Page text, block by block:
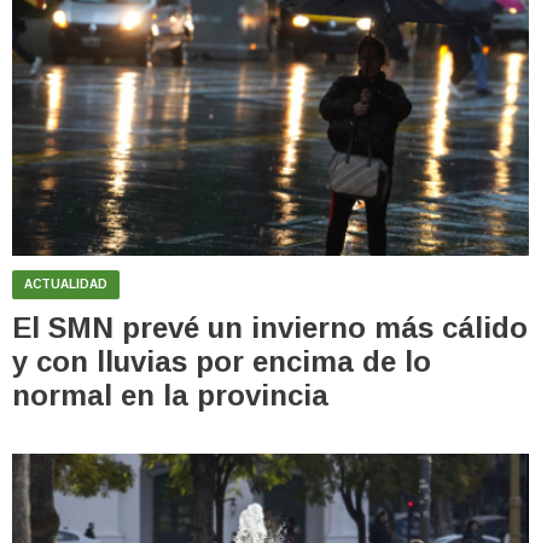
ACTUALIDAD
El SMN prevé un invierno más cálido
y con lluvias por encima de lo
normal en la provincia